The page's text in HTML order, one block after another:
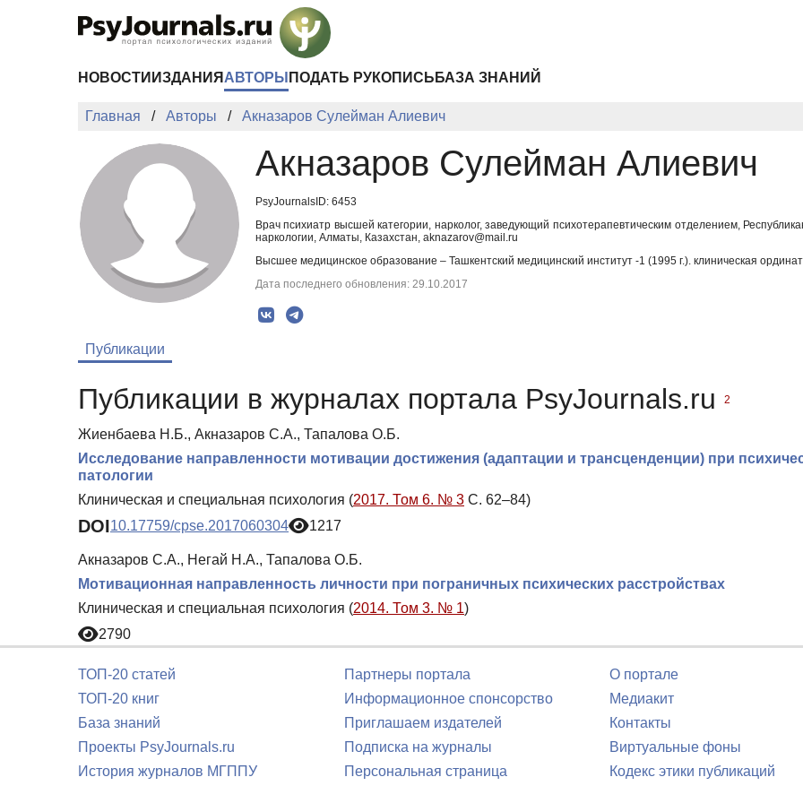
НОВОСТИ ИЗДАНИЯ АВТОРЫ ПОДАТЬ РУКОПИСЬ БАЗА ЗНАНИЙ
Главная Авторы Акназаров Сулейман Алиевич
Акназаров Сулейман Алиевич
PsyJournalsID: 6453
Врач психиатр высшей категории, нарколог, заведующий психотерапевтическим отделением,
наркологии, Алматы, Казахстан, aknazarov@mail.ru
Высшее медицинское образование – Ташкентский медицинский институт -1 (1995 г.). клиническая
Дата последнего обновления: 29.10.2017
Публикации
Публикации в журналах портала PsyJournals.ru 2
Жиенбаева Н.Б., Акназаров С.А., Тапалова О.Б.
Исследование направленности мотивации достижения (адаптации и трансценденции) при
патологии
Клиническая и специальная психология (2017. Том 6. № 3 С. 62–84)
DOI10.17759/cpse.2017060304 1217
Акназаров С.А., Негай Н.А., Тапалова О.Б.
Мотивационная направленность личности при пограничных психических расстройствах
Клиническая и специальная психология (2014. Том 3. № 1)
2790
ТОП-20 статей
ТОП-20 книг
База знаний
Проекты PsyJournals.ru
История журналов МГППУ
Партнеры портала
Информационное спонсорство
Приглашаем издателей
Подписка на журналы
Персональная страница
О портале
Медиакит
Контакты
Виртуальные фоны
Кодекс этики публикаций